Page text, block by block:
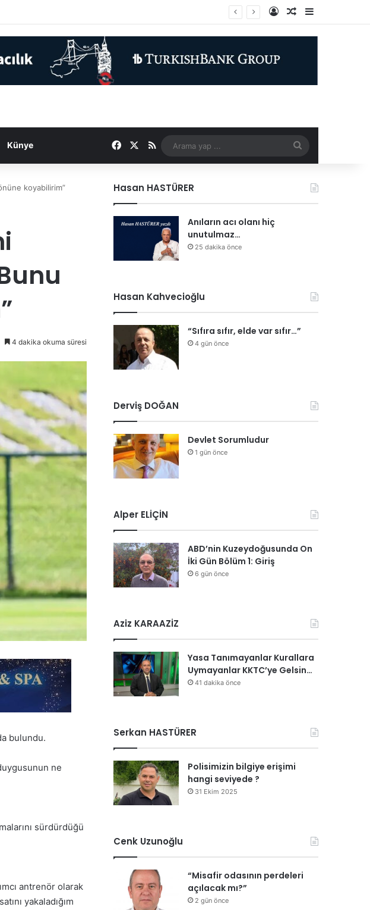
Gelsin… Kayıt OlRastgele Makale
Künye FacebookRSS
yap
koyabilirim”
4 dakika okuma süresi
bulundu.
ne
sürdürdüğü
antrenör olarak
yakaladığım
Hasan HASTÜRER
Anıların acı olanı hiç
unutulmaz…
25 dakika önce
Hasan Kahvecioğlu
“Sıfıra sıfır, elde var sıfır…”
4 gün önce
Derviş DOĞAN
Devlet Sorumludur
1 gün önce
Alper ELİÇİN
ABD’nin Kuzeydoğusunda On
İki Gün Bölüm 1: Giriş
6 gün önce
Aziz KARAAZİZ
Yasa Tanımayanlar Kurallara
Uymayanlar KKTC’ye Gelsin…
41 dakika önce
Serkan HASTÜRER
Polisimizin bilgiye erişimi
hangi seviyede ?
31 Ekim 2025
Cenk Uzunoğlu
“Misafir odasının perdeleri
açılacak mı?”
2 gün önce